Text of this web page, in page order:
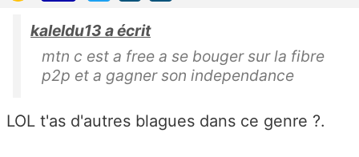
kaleldu13 a écrit
mtn c est a free a se bouger sur la fibre
p2p et a gagner son independance
LOL t'as d'autres blagues dans ce genre ?.